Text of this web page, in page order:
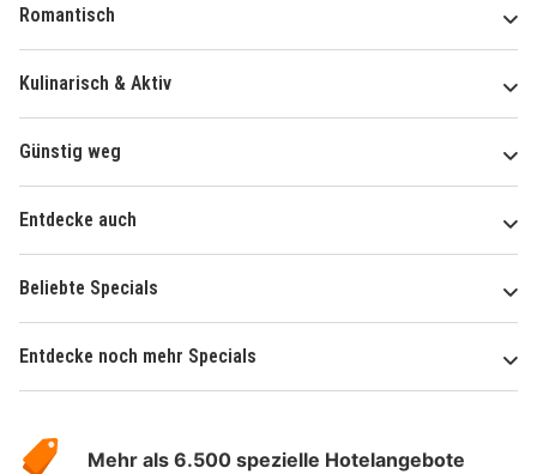
Romantisch
Kulinarisch & Aktiv
Günstig weg
Entdecke auch
Beliebte Specials
Entdecke noch mehr Specials
Hotelspecials
Mehr als 6.500 spezielle Hotelangebote